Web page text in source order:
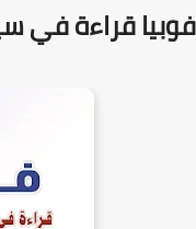
فوبيا قراءة في